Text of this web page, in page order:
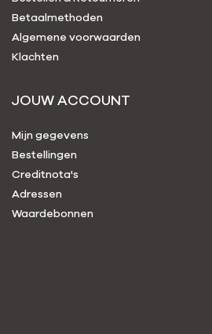
Betaalmethoden
Algemene voorwaarden
Klachten
JOUW ACCOUNT
Mijn gegevens
Bestellingen
Creditnota's
Adressen
Waardebonnen